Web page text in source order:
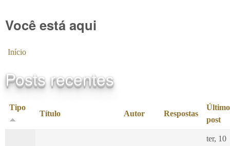
Você está aqui
Início
Posts recentes
Tipo
Título Autor Respostas
Último
post
ter, 10